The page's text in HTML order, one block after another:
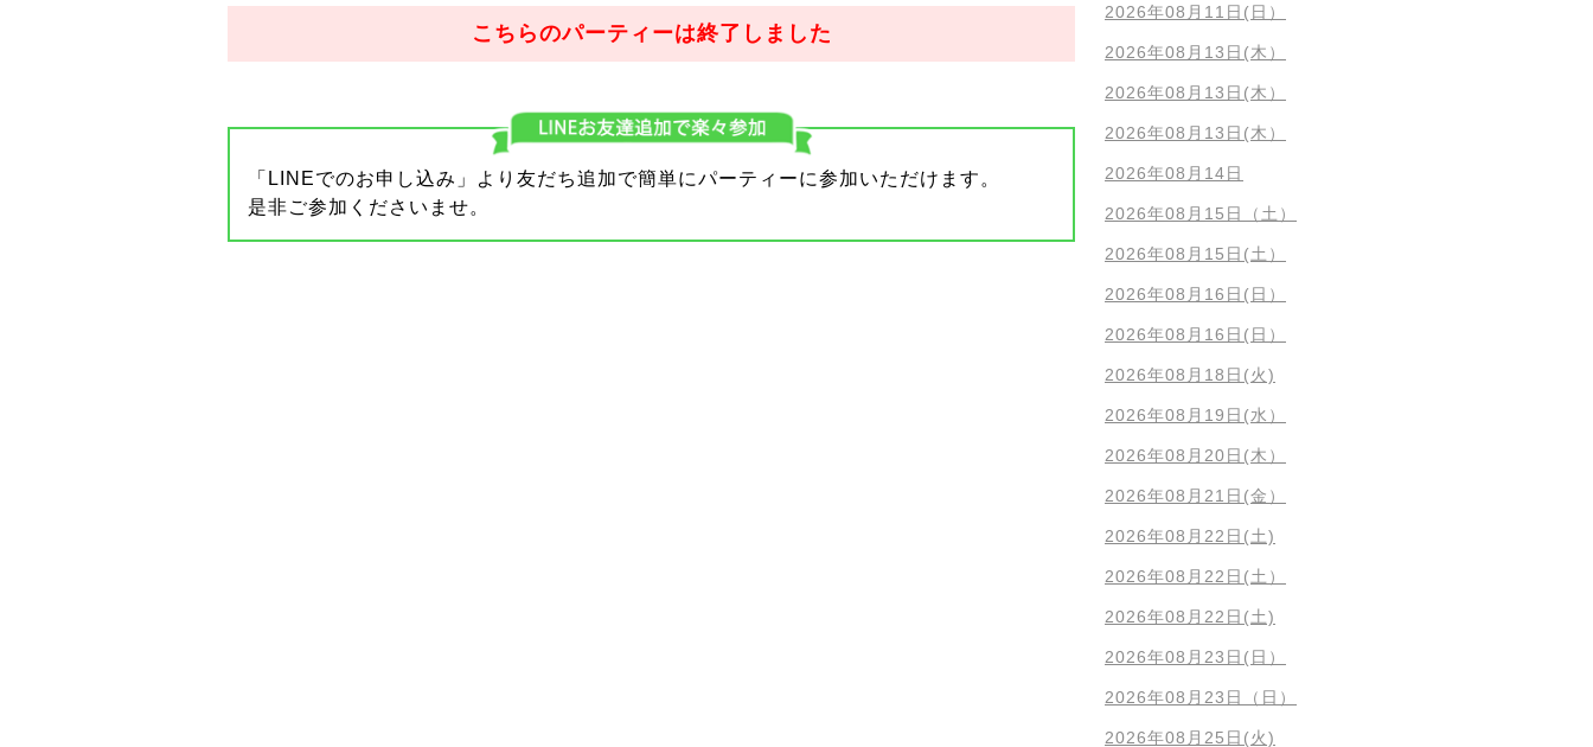
こちらのパーティーは終了しました
「LINEでのお申し込み」より友だち追加で簡単にパーティーに参加いただけます。
是非ご参加くださいませ。
2026年08月11日(日）
2026年08月13日(木）
2026年08月13日(木）
2026年08月13日(木）
2026年08月14日
2026年08月15日（土）
2026年08月15日(土）
2026年08月16日(日）
2026年08月16日(日）
2026年08月18日(火)
2026年08月19日(水）
2026年08月20日(木）
2026年08月21日(金）
2026年08月22日(土)
2026年08月22日(土）
2026年08月22日(土)
2026年08月23日(日）
2026年08月23日（日）
2026年08月25日(火)